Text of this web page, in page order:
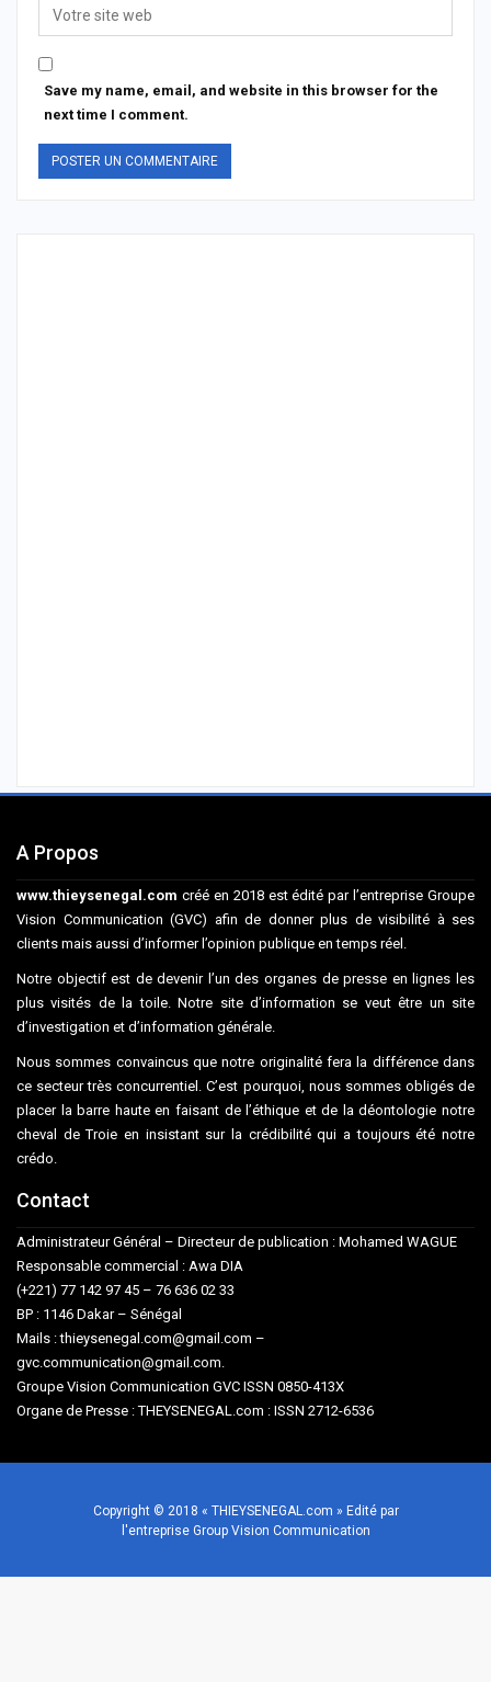
Save my name, email, and website in this browser for the
next time I comment.
A Propos
www.thieysenegal.com créé en 2018 est édité par l’entreprise Groupe
Vision Communication (GVC) afin de donner plus de visibilité à ses
clients mais aussi d’informer l’opinion publique en temps réel.
Notre objectif est de devenir l’un des organes de presse en lignes les
plus visités de la toile. Notre site d’information se veut être un site
d’investigation et d’information générale.
Nous sommes convaincus que notre originalité fera la différence dans
ce secteur très concurrentiel. C’est pourquoi, nous sommes obligés de
placer la barre haute en faisant de l’éthique et de la déontologie notre
cheval de Troie en insistant sur la crédibilité qui a toujours été notre
crédo.
Contact
Administrateur Général – Directeur de publication : Mohamed WAGUE
Responsable commercial : Awa DIA
(+221) 77 142 97 45 – 76 636 02 33
BP : 1146 Dakar – Sénégal
Mails : thieysenegal.com@gmail.com –
gvc.communication@gmail.com.
Groupe Vision Communication GVC ISSN 0850-413X
Organe de Presse : THEYSENEGAL.com : ISSN 2712-6536
Copyright © 2018 « THIEYSENEGAL.com » Edité par
l'entreprise Group Vision Communication